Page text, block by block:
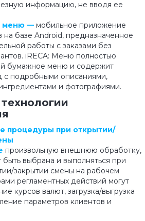
информацию, не вводя ее
меню — мобильное приложение
на базе Android, предназначенное
работы с заказами без
iRECA: Меню полностью
бумажное меню и содержит
с подробными описаниями,
и фотографиями.
процедуры при открытии/
произвольную внешнюю обработку,
быть выбрана и выполняться при
закрытии смены на рабочем
регламентных действий могут
курсов валют, загрузка/выгрузка
параметров клиентов и